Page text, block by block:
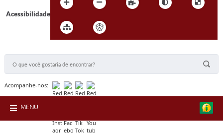
Acessibilidade
Acompanhe-nos:
MENU